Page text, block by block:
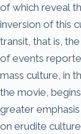
of which reveal
inversion of this
transit, that is,
of events
mass culture, in
the movie,
greater
on erudite